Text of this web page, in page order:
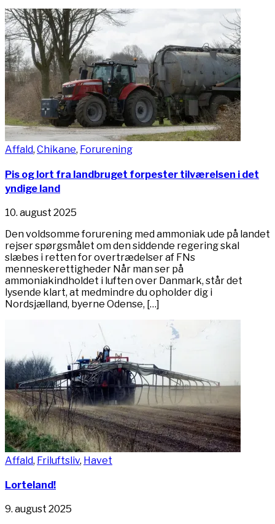
Affald, Chikane, Forurening
Pis og lort fra landbruget forpester tilværelsen i det
yndige land
10. august 2025
Den voldsomme forurening med ammoniak ude på landet
rejser spørgsmålet om den siddende regering skal
slæbes i retten for overtrædelser af FNs
menneskerettigheder Når man ser på
ammoniakindholdet i luften over Danmark, står det
lysende klart, at medmindre du opholder dig i
Nordsjælland, byerne Odense, […]
Affald, Friluftsliv, Havet
Lorteland!
9. august 2025